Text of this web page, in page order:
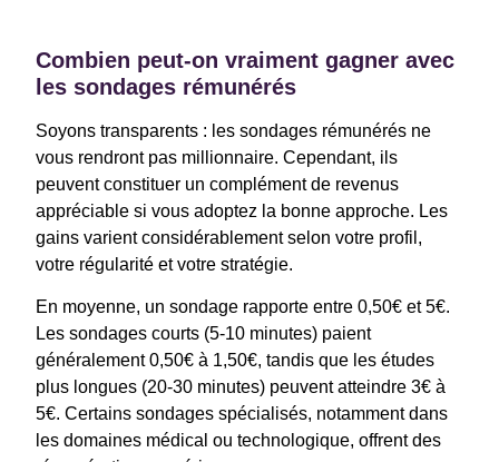
Combien peut-on vraiment gagner avec
les sondages rémunérés
Soyons transparents : les sondages rémunérés ne
vous rendront pas millionnaire. Cependant, ils
peuvent constituer un complément de revenus
appréciable si vous adoptez la bonne approche. Les
gains varient considérablement selon votre profil,
votre régularité et votre stratégie.
En moyenne, un sondage rapporte entre 0,50€ et 5€.
Les sondages courts (5-10 minutes) paient
généralement 0,50€ à 1,50€, tandis que les études
plus longues (20-30 minutes) peuvent atteindre 3€ à
5€. Certains sondages spécialisés, notamment dans
les domaines médical ou technologique, offrent des